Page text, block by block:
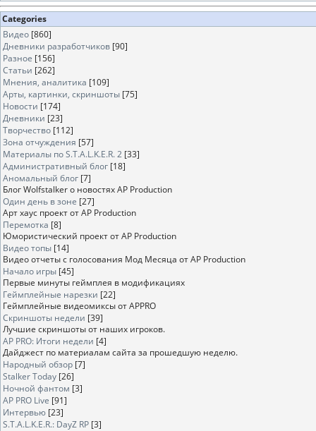
Categories
Видео [860]
Дневники разработчиков [90]
Разное [156]
Статьи [262]
Мнения, аналитика [109]
Арты, картинки, скриншоты [75]
Новости [174]
Дневники [23]
Творчество [112]
Зона отчуждения [57]
Материалы по S.T.A.L.K.E.R. 2 [33]
Административный блог [18]
Аномальный блог [7]
Блог Wolfstalker о новостях AP Production
Один день в зоне [27]
Арт хаус проект от AP Production
Перемотка [8]
Юмористический проект от AP Production
Видео топы [14]
Видео отчеты с голосования Мод Месяца от AP Production
Начало игры [45]
Первые минуты геймплея в модификациях
Геймплейные нарезки [22]
Геймплейные видеомиксы от APPRO
Скриншоты недели [39]
Лучшие скриншоты от наших игроков.
AP PRO: Итоги недели [4]
Дайджест по материалам сайта за прошедшую неделю.
Народный обзор [7]
Stalker Today [26]
Ночной фантом [3]
AP PRO Live [91]
Интервью [23]
S.T.A.L.K.E.R.: DayZ RP [3]